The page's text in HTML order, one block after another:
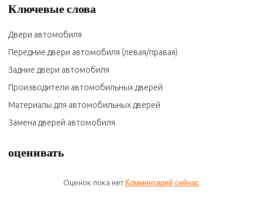
Ключевые слова
Двери автомобиля
Передние двери автомобиля (левая/правая)
Задние двери автомобиля
Производители автомобильных дверей
Материалы для автомобильных дверей
Замена дверей автомобиля
оценивать
Оценок пока нет Комментарий сейчас